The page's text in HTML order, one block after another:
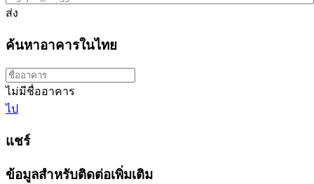
ส่ง
ค้นหาอาคารในไทย
ไม่มีชื่ออาคาร
ไป
แชร์
ข้อมูลสำหรับติดต่อเพิ่มเติม